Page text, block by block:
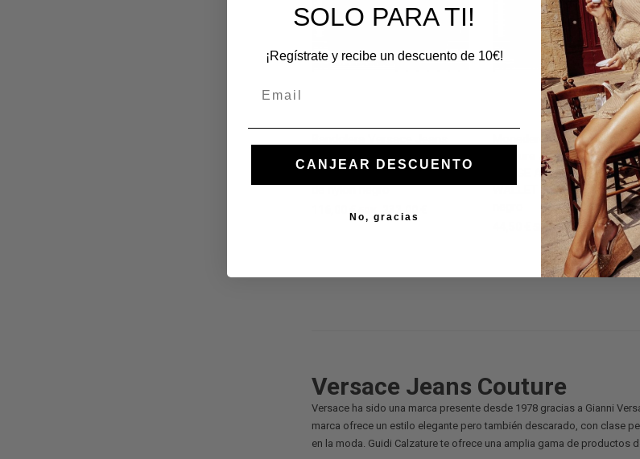
Couture JEANS COUTURE
RANGE F SKETCH 19 BUCKLE
de nylon negro
Monedero Versace Jeans
Couture JEANS COUTURE
RANGE A SKETCH 17
WALLET THELMA de
89,00 €
50%
Versace Jeans Couture
Versace ha sido una marca presente desde 1978 gracias a Gianni
marca ofrece un estilo elegante pero también descarado, con clase
en la moda. Guidi Calzature te ofrece una amplia gama de
SOLO PARA TI!
¡Regístrate y recibe un descuento de 10€!
CANJEAR DESCUENTO
No, gracias